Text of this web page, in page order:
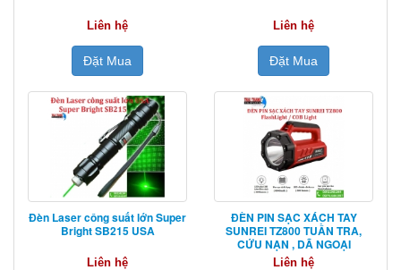
Liên hệ
Đặt Mua
Liên hệ
Đặt Mua
Đèn Laser công suất lớn Super
Bright SB215 USA
Liên hệ
ĐÈN PIN SẠC XÁCH TAY
SUNREI TZ800 TUẦN TRA,
CỨU NẠN , DÃ NGOẠI
Liên hệ